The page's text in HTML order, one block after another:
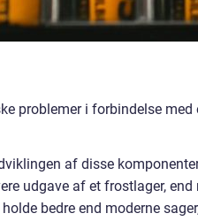
problemer i forbindelse med
af disse
udgave af et frostlager,
bedre end moderne